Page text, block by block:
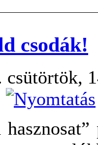
csodák!
csütörtök,